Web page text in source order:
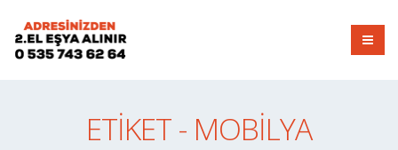
ETIKET - MOBILYA